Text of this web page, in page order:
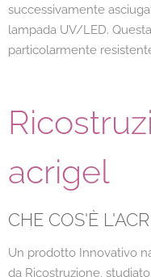
successivamente
lampada UV/LED.
particolarmente
acrigel
CHE COS'È
Un prodotto Innovativo
da Ricostruzione,